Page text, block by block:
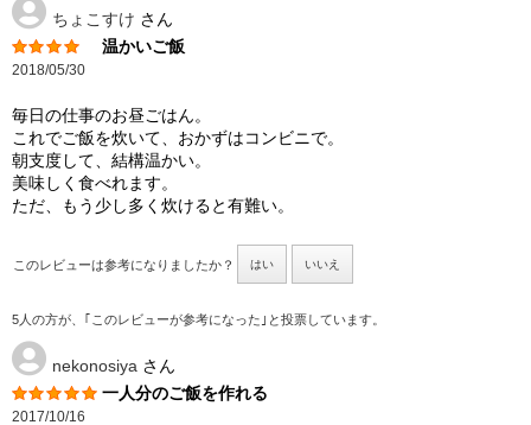
ちょこすけ さん
温かいご飯
2018/05/30
毎日の仕事のお昼ごはん。
これでご飯を炊いて、おかずはコンビニで。
朝支度して、結構温かい。
美味しく食べれます。
ただ、もう少し多く炊けると有難い。
このレビューは参考になりましたか？ はい いいえ
5人の方が、｢このレビューが参考になった｣と投票しています。
nekonosiya さん
一人分のご飯を作れる
2017/10/16